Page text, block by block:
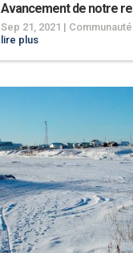
Avancement de notre
Sep 21, 2021 | Communauté
lire plus